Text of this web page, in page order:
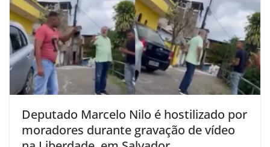
Deputado Marcelo Nilo é hostilizado por
moradores durante gravação de vídeo